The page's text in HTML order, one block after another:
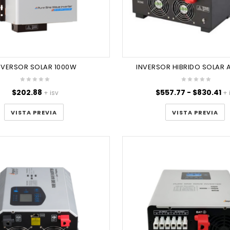
SOLAR 1000W
$202.88 + isv
VISTA PREVIA
INVERSOR HIBRIDO SOLAR
$557.77 - $830.41
de
+
VISTA PREVIA